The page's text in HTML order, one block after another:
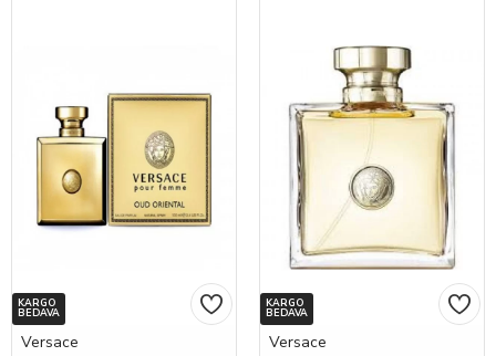
KARGO
BEDAVA
Versace
KARGO
BEDAVA
Versace